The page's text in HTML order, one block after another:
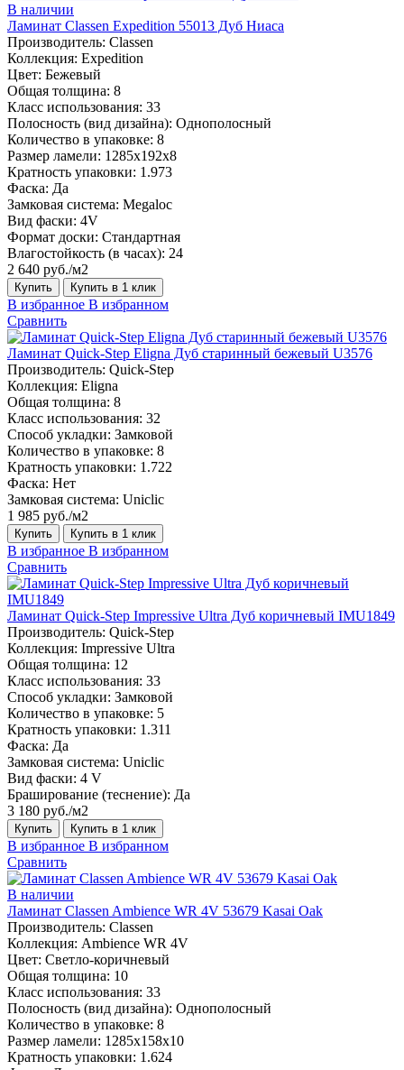
В наличии
Ламинат Classen Expedition 55013 Дуб Ниаса
Производитель: Classen
Коллекция: Expedition
Цвет: Бежевый
Общая толщина: 8
Класс использования: 33
Полосность (вид дизайна): Однополосный
Количество в упаковке: 8
Размер ламели: 1285х192х8
Кратность упаковки: 1.973
Фаска: Да
Замковая система: Megaloc
Вид фаски: 4V
Формат доски: Стандартная
Влагостойкость (в часах): 24
2 640 руб./м2
Купить Купить в 1 клик
В избранное В избранном
Сравнить
Ламинат Quick-Step Eligna Дуб старинный бежевый U3576
Производитель: Quick-Step
Коллекция: Eligna
Общая толщина: 8
Класс использования: 32
Способ укладки: Замковой
Количество в упаковке: 8
Кратность упаковки: 1.722
Фаска: Нет
Замковая система: Uniclic
1 985 руб./м2
Купить Купить в 1 клик
В избранное В избранном
Сравнить
Ламинат Quick-Step Impressive Ultra Дуб коричневый IMU1849
Производитель: Quick-Step
Коллекция: Impressive Ultra
Общая толщина: 12
Класс использования: 33
Способ укладки: Замковой
Количество в упаковке: 5
Кратность упаковки: 1.311
Фаска: Да
Замковая система: Uniclic
Вид фаски: 4 V
Браширование (теснение): Да
3 180 руб./м2
Купить Купить в 1 клик
В избранное В избранном
Сравнить
В наличии
Ламинат Classen Ambience WR 4V 53679 Kasai Oak
Производитель: Classen
Коллекция: Ambience WR 4V
Цвет: Светло-коричневый
Общая толщина: 10
Класс использования: 33
Полосность (вид дизайна): Однополосный
Количество в упаковке: 8
Размер ламели: 1285х158х10
Кратность упаковки: 1.624